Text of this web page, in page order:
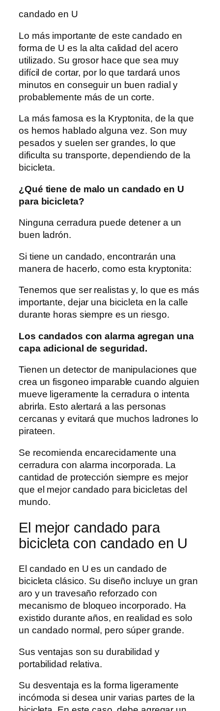
candado en U
Lo más importante de este candado en
forma de U es la alta calidad del acero
utilizado. Su grosor hace que sea muy
difícil de cortar, por lo que tardará unos
minutos en conseguir un buen radial y
probablemente más de un corte.
La más famosa es la Kryptonita, de la que
os hemos hablado alguna vez. Son muy
pesados ​​y suelen ser grandes, lo que
dificulta su transporte, dependiendo de la
bicicleta.
¿Qué tiene de malo un candado en U
para bicicleta?
Ninguna cerradura puede detener a un
buen ladrón.
Si tiene un candado, encontrarán una
manera de hacerlo, como esta kryptonita:
Tenemos que ser realistas y, lo que es más
importante, dejar una bicicleta en la calle
durante horas siempre es un riesgo.
Los candados con alarma agregan una
capa adicional de seguridad.
Tienen un detector de manipulaciones que
crea un fisgoneo imparable cuando alguien
mueve ligeramente la cerradura o intenta
abrirla. Esto alertará a las personas
cercanas y evitará que muchos ladrones lo
pirateen.
Se recomienda encarecidamente una
cerradura con alarma incorporada. La
cantidad de protección siempre es mejor
que el mejor candado para bicicletas del
mundo.
El mejor candado para
bicicleta con candado en U
El candado en U es un candado de
bicicleta clásico. Su diseño incluye un gran
aro y un travesaño reforzado con
mecanismo de bloqueo incorporado. Ha
existido durante años, en realidad es solo
un candado normal, pero súper grande.
Sus ventajas son su durabilidad y
portabilidad relativa.
Su desventaja es la forma ligeramente
incómoda si desea unir varias partes de la